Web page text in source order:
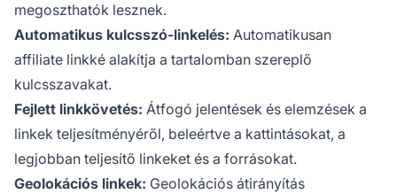
megoszthatók lesznek.
Automatikus kulcsszó-linkelés: Automatikusan
affiliate linkké alakítja a tartalomban szereplő
kulcsszavakat.
Fejlett linkkövetés: Átfogó jelentések és elemzések a
linkek teljesítményéről, beleértve a kattintásokat, a
legjobban teljesítő linkeket és a forrásokat.
Geolokációs linkek: Geolokációs átirányítás